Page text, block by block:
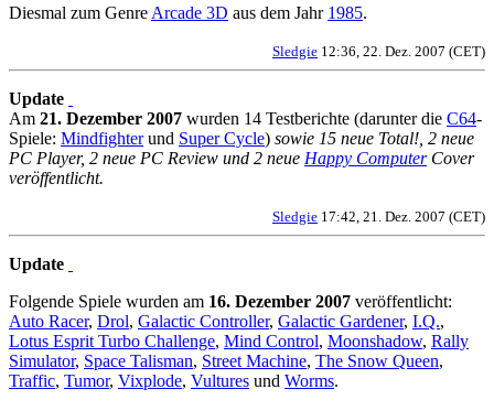
Diesmal zum Genre Arcade 3D aus dem Jahr 1985.
Sledgie 12:36, 22. Dez. 2007 (CET)
Update
Am 21. Dezember 2007 wurden 14 Testberichte (darunter die C64-
Spiele: Mindfighterund Super Cycle) sowie 15 neue Total!, 2 neue
PC Player, 2 neue PC Review und 2 neue Happy ComputerCover
veröffentlicht.
Sledgie 17:42, 21. Dez. 2007 (CET)
Update
Folgende Spiele wurden am 16. Dezember 2007 veröffentlicht:
Auto Racer, Drol, Galactic Controller, Galactic Gardener, I.Q.,
Lotus Esprit Turbo Challenge, Mind Control, Moonshadow, Rally
Simulator, Space Talisman, Street Machine, The Snow Queen,
Traffic, Tumor, Vixplode, Vultures und Worms.